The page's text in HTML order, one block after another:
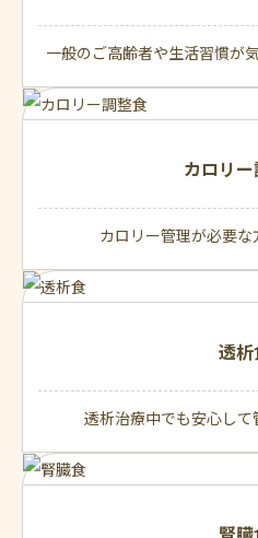
一般のご高齢者や生活習慣が
カロリ
カロリー管理が必要な
透析
透析治療中でも安心して